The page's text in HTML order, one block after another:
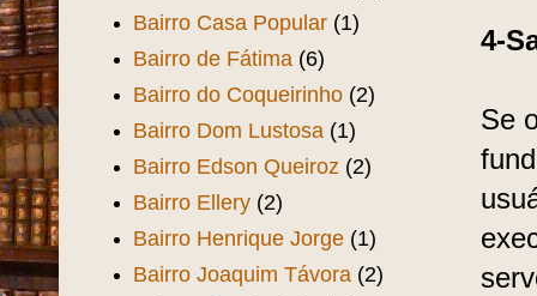
4-
Se
Bairro Casa Popular (1)
Bairro de Fátima (6)
Bairro do Coqueirinho (2)
Bairro Dom Lustosa (1)
Bairro Edson Queiroz (2)
Bairro Ellery (2)
Bairro Henrique Jorge (1)
Bairro Joaquim Távora (2)